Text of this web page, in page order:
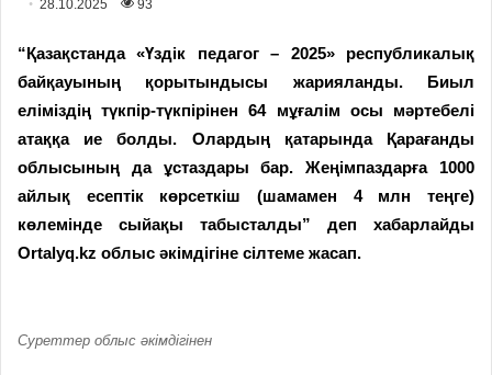
28.10.2025 93
“Қазақстанда «Үздік педагог – 2025» республикалық
байқауының қорытындысы жарияланды. Биыл
еліміздің түкпір-түкпірінен 64 мұғалім осы мәртебелі
атаққа ие болды. Олардың қатарында Қарағанды
облысының да ұстаздары бар. Жеңімпаздарға 1000
айлық есептік көрсеткіш (шамамен 4 млн теңге)
көлемінде сыйақы табысталды” деп хабарлайды
Ortalyq.kz облыс әкімдігіне сілтеме жасап.
Суреттер облыс әкімдігінен